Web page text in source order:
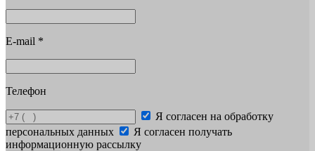
E-mail *
Телефон
Я согласен на обработку
персональных данных
Я согласен получать
информационную рассылку